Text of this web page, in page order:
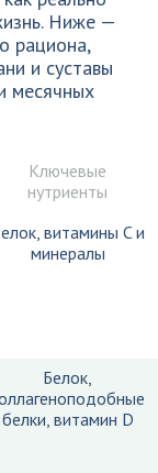
Ниже —
рациона,
и суставы
месячных
Ключевые
нутриенты
витамины C и
минералы
Белок,
белки, витамин D